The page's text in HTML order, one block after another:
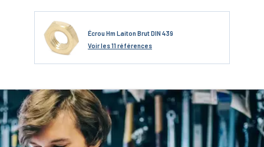
Écrou Hm Laiton Brut DIN 439
Voirles 11 références